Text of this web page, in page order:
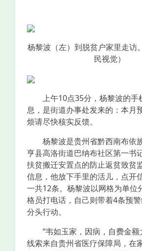
杨黎波（左）到脱贫户家里走访
民视觉）
上午10点35分，杨黎波的手
息，是街道办事处发来的：本月
烦请尽快核实反馈。
杨黎波是贵州省黔西南布依
亨县高洛街道巴纳布社区第一书
扶贫搬迁安置点的防止返贫致贫
信息，他放下手里的活儿，点开
一共12条。杨黎波以网格为单位
格员打电话，自己则带着4条预
分头行动。
“韦如玉家，因病，自费金额
线索来自贵州省医疗保障局，在